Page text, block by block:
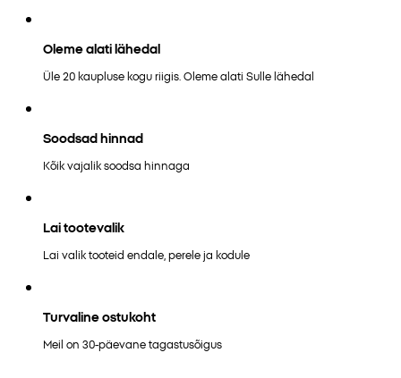
Oleme alati lähedal
Üle 20 kaupluse kogu riigis. Oleme alati Sulle lähedal
Soodsad hinnad
Kõik vajalik soodsa hinnaga
Lai tootevalik
Lai valik tooteid endale, perele ja kodule
Turvaline ostukoht
Meil on 30-päevane tagastusõigus